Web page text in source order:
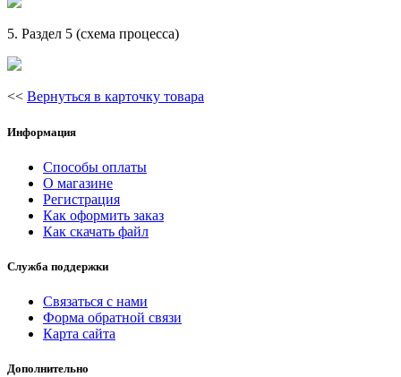
5. Раздел 5 (схема процесса)
<< Вернуться в карточку товара
Информация
Способы оплаты
О магазине
Регистрация
Как оформить заказ
Как скачать файл
Служба поддержки
Связаться с нами
Форма обратной связи
Карта сайта
Дополнительно